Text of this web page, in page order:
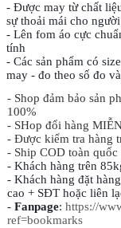
- Được may từ chất
sự thoải mái cho
- Lên fom áo cực
tính
- Các sản phẩm có
may - đo theo số đo
- Shop đảm bảo sản
100%
- SHop đổi hàng
- Được kiểm tra hàng
- Ship COD toàn
- Khách hàng trên
- Khách hàng đặt
cao + SĐT hoặc liên
- Fanpage: https://
ref=bookmarks